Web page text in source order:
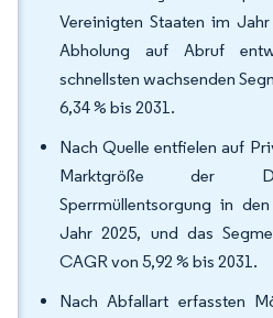
Vereinigten Staaten im
Abholung auf Abruf
schnellsten wachsenden
6,34 % bis 2031.
Nach Quelle entfielen auf
Marktgröße der
Sperrmüllentsorgung in
Jahr 2025, und das
CAGR von 5,92 % bis 2031.
Nach Abfallart erfassten